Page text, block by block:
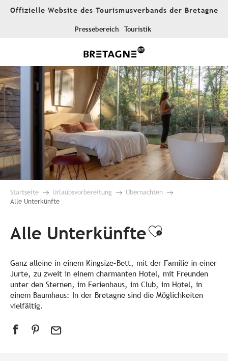
AllerOffizielle Website des Tourismusverbands der Bretagne
Pressebereich Touristik
Startseite Urlaubsvorbereitung
Übernachten
Alle Unterkünfte
Alle UnterkünfteAjouter
Ganz alleine in einem Kingsize-Bett, mit der Familie in einer
Jurte, zu zweit in einem charmanten Hotel, mit Freunden
unter den Sternen, im Ferienhaus, im Club, im Hotel, in
einem Baumhaus: In der Bretagne sind die Möglichkeiten
vielfältig.